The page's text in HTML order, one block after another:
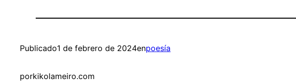
Publicado1 de febrero de 2024enpoesía
porkikolameiro.com